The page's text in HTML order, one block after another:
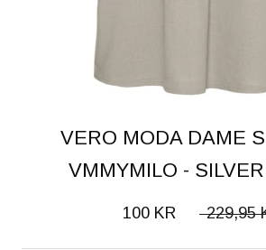
VERO MODA DAME
VMMYMILO -
100 KR 229,95